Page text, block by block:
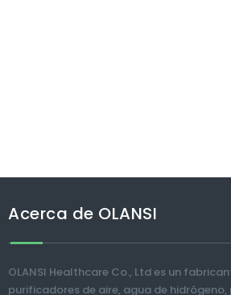
Acerca de OLANSI
OLANSI Healthcare Co., Ltd es un
purificadores de aire, agua de